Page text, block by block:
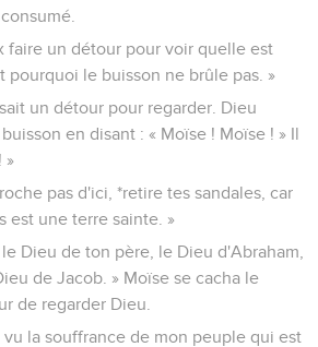
faire un détour pour voir quelle est
pourquoi le buisson ne brûle pas. »
un détour pour regarder. Dieu
en disant : « Moïse ! Moïse ! » Il
»
pas d'ici, *retire tes sandales, car
est une terre sainte. »
Dieu de ton père, le Dieu d'Abraham,
de Jacob. » Moïse se cacha le
de regarder Dieu.
vu la souffrance de mon peuple qui est